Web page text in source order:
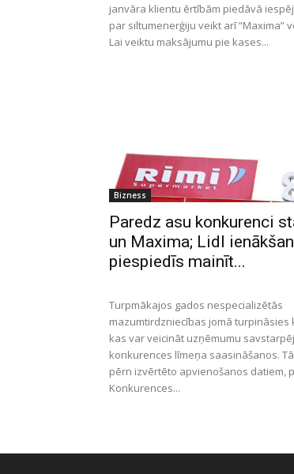
janvāra klientu ērtībām piedāvā
par siltumenerģiju veikt arī “Maxima”
Lai veiktu maksājumu pie kases...
Bizness
Paredz asu konkurenci
un Maxima; Lidl
piespiedīs mainīt...
Turpmākajos gados nespecializētās
mazumtirdzniecības jomā turpināsies
kas var veicināt uzņēmumu
konkurences līmeņa saasināšanos.
pērn izvērtēto apvienošanos datiem,
Konkurences...